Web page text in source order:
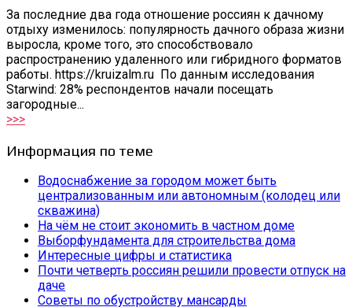
За последние два года отношение россиян к дачному
отдыху изменилось: популярность дачного образа жизни
выросла, кроме того, это способствовало
распространению удаленного или гибридного форматов
работы. https://kruizalm.ru По данным исследования
Starwind: 28% респондентов начали посещать
загородные...
>>>
Информация по теме
Водоснабжение за городом может быть
централизованным или автономным (колодец или
скважина)
На чём не стоит экономить в частном доме
Выборфундамента для строительства дома
Интересные цифры и статистика
Почти четверть россиян решили провести отпуск на
даче
Советы по обустройству мансарды